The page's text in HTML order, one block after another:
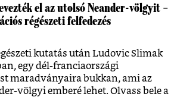
el az utolsó Neander-völgyit –
régészeti felfedezés
kutatás után Ludovic Slimak
egy dél-franciaországi
maradványaira bukkan, ami az
völgyi emberé lehet. Olvass bele a